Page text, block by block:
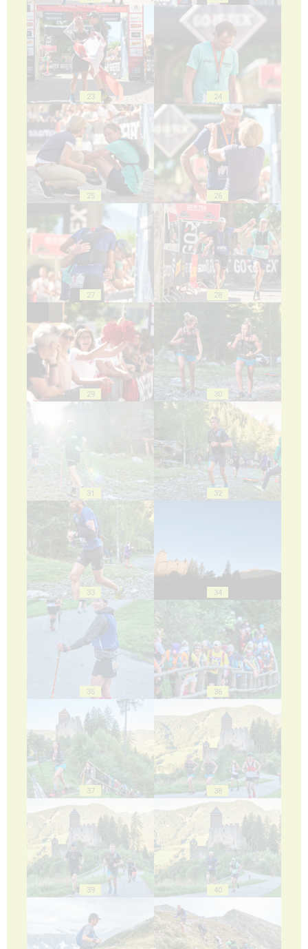
23 24
25 26
27 28
29 30
31 32
33 34
35 36
37 38
39 40